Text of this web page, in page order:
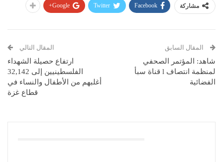
مشاركة Facebook
Twitter
Google+
المقال السابق
شاهد: المؤتمر الصحفي
لمنظمة انتصاف l قناة سبأ
الفضائية
المقال التالي
ارتفاع حصيلة الشهداء
الفلسطينيين إلى 32,142
أغلبهم من الأطفال والنساء في
قطاع غزة